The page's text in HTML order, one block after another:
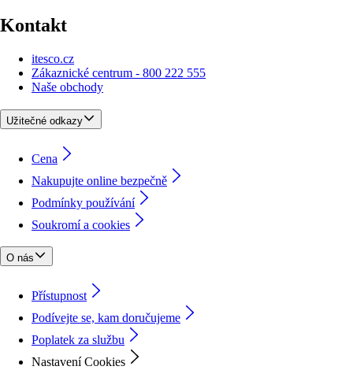
Kontakt
itesco.cz
Zákaznické centrum - 800 222 555
Naše obchody
Užitečné odkazy
Cena
Nakupujte online bezpečně
Podmínky používání
Soukromí a cookies
O nás
Přístupnost
Podívejte se, kam doručujeme
Poplatek za službu
Nastavení Cookies